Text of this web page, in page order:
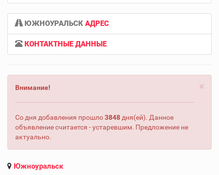
ЮЖНОУРАЛЬСК АДРЕС
КОНТАКТНЫЕ ДАННЫЕ
×
Внимание!
Со дня добавления прошло3848 дня(ей). Данное
объявление считается - устаревшим. Предложение не
актуально.
Южноуральск